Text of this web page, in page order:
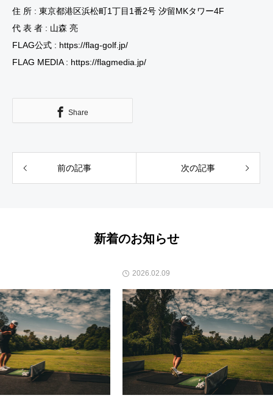
住 所 : 東京都港区浜松町1丁目1番2号 汐留MKタワー4F
代 表 者 : 山森 亮
FLAG公式 : https://flag-golf.jp/
FLAG MEDIA : https://flagmedia.jp/
Share
前の記事 次の記事
新着のお知らせ